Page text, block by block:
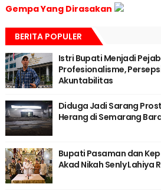
Gempa Yang Dirasakan
BERITA POPULER
Istri Bupati Menjadi
Profesionalisme,
Akuntabilitas
Diduga Jadi Sarang
Herang di Semarang
Bupati Pasaman dan
Akad Nikah Senly Lahiya